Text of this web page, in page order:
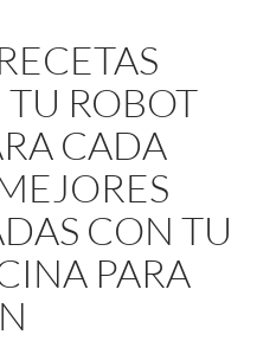
ROBOT
CADA
CON TU
PARA